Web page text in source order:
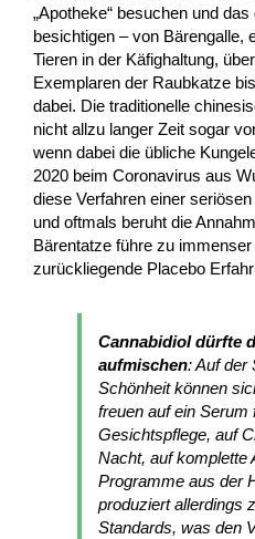
„Apotheke“ besuchen und
besichtigen – von Bärengalle,
Tieren in der Käfighaltung,
Exemplaren der Raubkatze
dabei. Die traditionelle
nicht allzu langer Zeit sogar
wenn dabei die übliche
2020 beim Coronavirus aus
diese Verfahren einer
und oftmals beruht die
Bärentatze führe zu
zurückliegende Placebo
Cannabidiol dürfte
aufmischen: Auf der
Schönheit können
freuen auf ein Serum
Gesichtspflege, auf
Nacht, auf komplette
Programme aus der
produziert allerdings
Standards, was den